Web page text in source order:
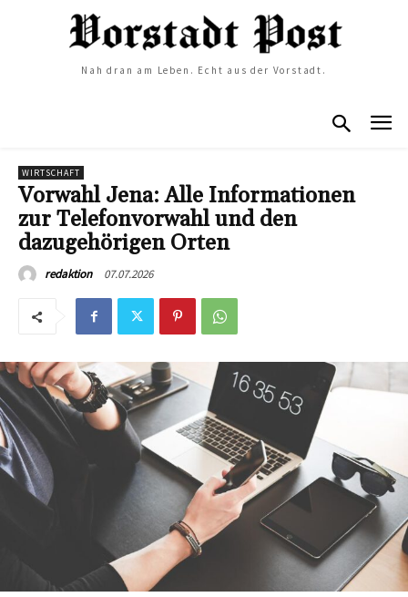
Nah dran am Leben. Echt aus der Vorstadt.
WIRTSCHAFT
Vorwahl Jena: Alle Informationen
zur Telefonvorwahl und den
dazugehörigen Orten
redaktion 07.07.2026